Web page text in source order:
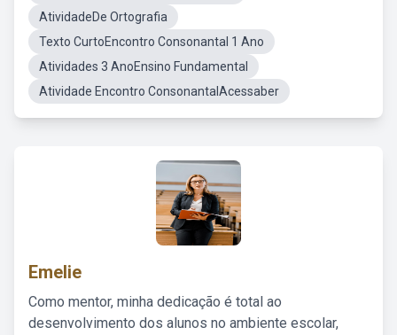
AtividadeDe Ortografia
Texto CurtoEncontro Consonantal 1 Ano
Atividades 3 AnoEnsino Fundamental
Atividade Encontro ConsonantalAcessaber
Emelie
Como mentor, minha dedicação é total ao
desenvolvimento dos alunos no ambiente escolar,